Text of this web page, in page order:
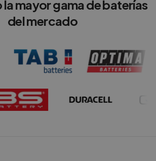
mayor gama de baterías
del mercado